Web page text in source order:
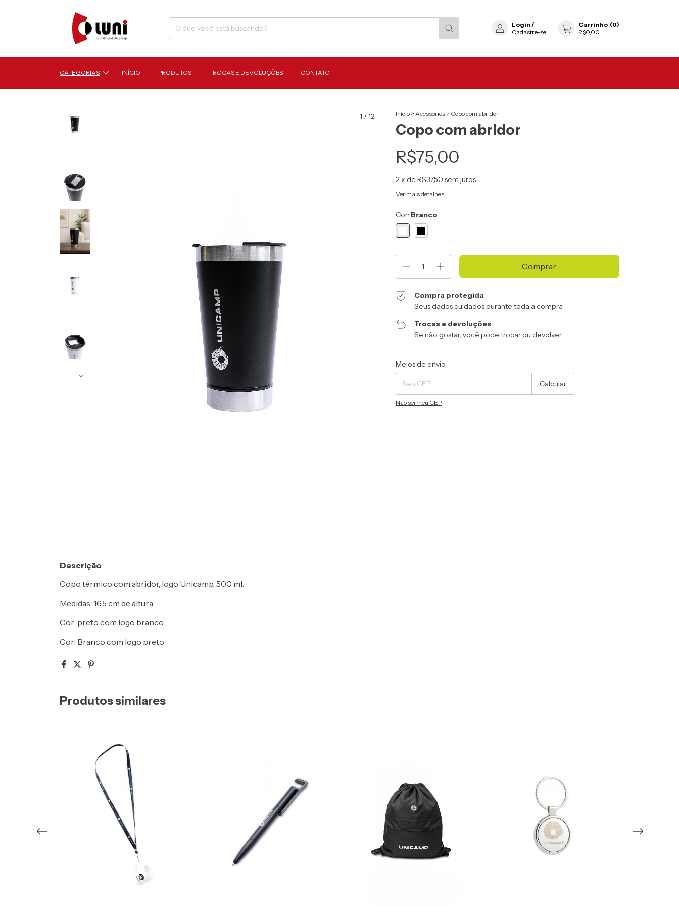
Login /
Cadastre-se
Carrinho (0)
R$0,00
CATEGORIAS INÍCIO PRODUTOS TROCAS E DEVOLUÇÕES CONTATO
1 /12 Início > Acessórios > Copo com abridor
Copo com abridor
R$75,00
2x de R$37,50 sem juros
Ver mais detalhes
Cor: Branco
Compra protegida
Seus dados cuidados durante toda a compra.
Trocas e devoluções
Se não gostar, você pode trocar ou devolver.
Entregas para o CEP:
Meios de envio
Calcular
Não sei meu CEP
Descrição
Copo térmico com abridor, logo Unicamp, 500 ml.
Medidas: 16,5 cm de altura.
Cor: preto com logo branco
Cor: Branco com logo preto
Produtos similares